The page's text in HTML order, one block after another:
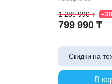
799 990 ₸
1 289 990 ₸
Скидки на
В